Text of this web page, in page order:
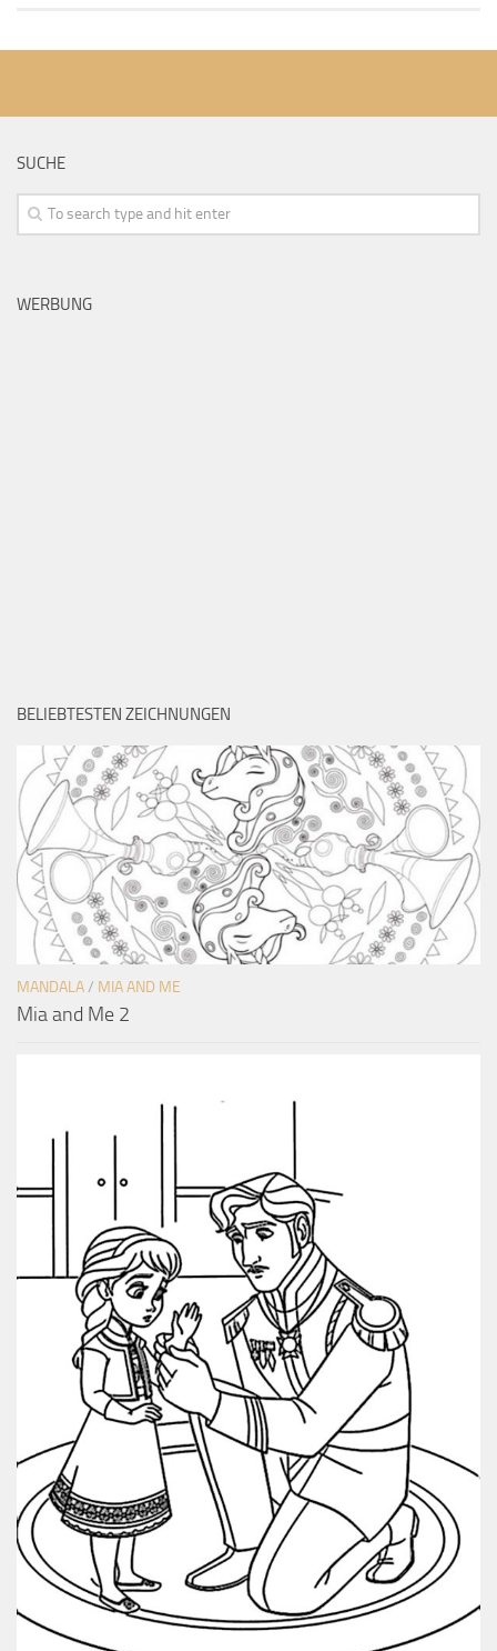
SUCHE
WERBUNG
BELIEBTESTEN ZEICHNUNGEN
MANDALA/ MIA AND ME
Mia and Me 2